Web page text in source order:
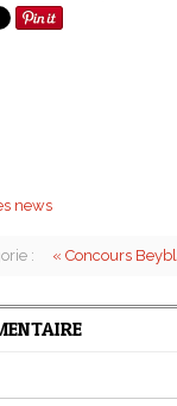
news
: « Concours